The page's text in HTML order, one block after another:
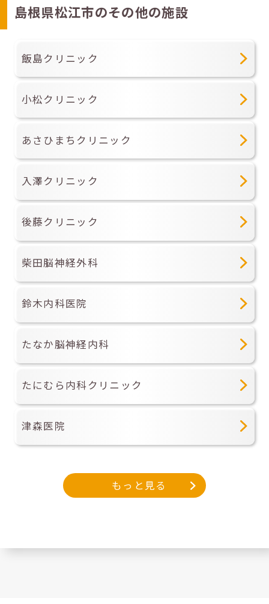
島根県松江市のその他の施設
飯島クリニック
小松クリニック
あさひまちクリニック
入澤クリニック
後藤クリニック
柴田脳神経外科
鈴木内科医院
たなか脳神経内科
たにむら内科クリニック
津森医院
もっと見る